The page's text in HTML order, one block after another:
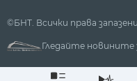
©БНТ. Всички права запазени
Гледайте